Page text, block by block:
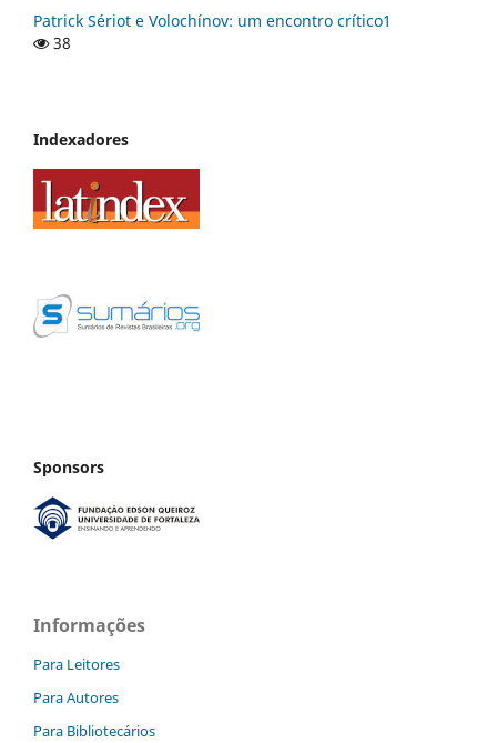
Patrick Sériot e Volochínov: um encontro crítico1
38
Indexadores
Sponsors
Informações
Para Leitores
Para Autores
Para Bibliotecários